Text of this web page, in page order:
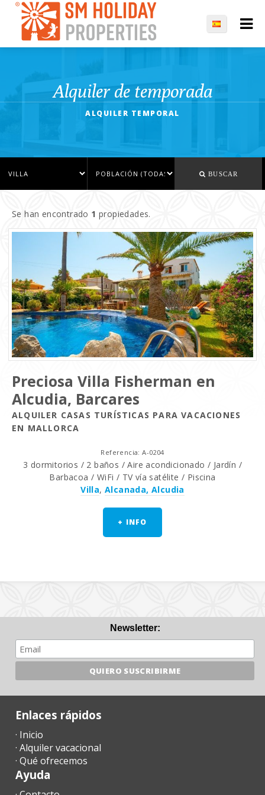
Alquiler de temporada
ALQUILER TEMPORAL
BUSCAR
Se han encontrado 1 propiedades.
Preciosa Villa Fisherman en
Alcudia, Barcares
ALQUILER CASAS TURÍSTICAS PARA VACACIONES
EN MALLORCA
Referencia: A-0204
3 dormitorios / 2 baños / Aire acondicionado / Jardín /
Barbacoa / WiFi / TV vía satélite / Piscina
Villa, Alcanada, Alcudia
+ INFO
Newsletter:
Enlaces rápidos
· Inicio
· Alquiler vacacional
· Qué ofrecemos
Ayuda